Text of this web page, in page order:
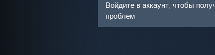
Войдите в аккаунт, чтобы
проблем